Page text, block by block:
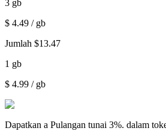
3 gb
$ 4.49 / gb
Jumlah $13.47
1 gb
$ 4.99 / gb
Dapatkan a Pulangan tunai 3%. dalam